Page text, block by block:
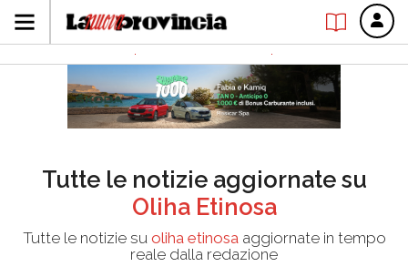
Tutte le notizie aggiornate su
Oliha Etinosa
Tutte le notizie su oliha etinosaaggiornate in tempo
reale dalla redazione